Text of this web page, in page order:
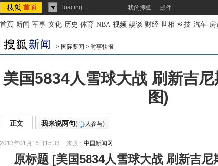
loading... 我的搜狐 邮件
首页-新闻-军事-文化-历史-体育-NBA-视频-娱谈-财经-世相-科技-汽车-房
> 国际要闻 > 时事快报
美国5834人雪球大战 刷新吉
图)
正文 我来说两句( 人参与)
2013年01月16日15:33 来源： 中国新闻网
原标题 [美国5834人雪球大战 刷新吉尼